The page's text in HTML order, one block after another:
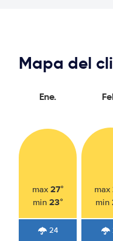
Mapa del
Ene.
max 27°
min 23°
24
max
min